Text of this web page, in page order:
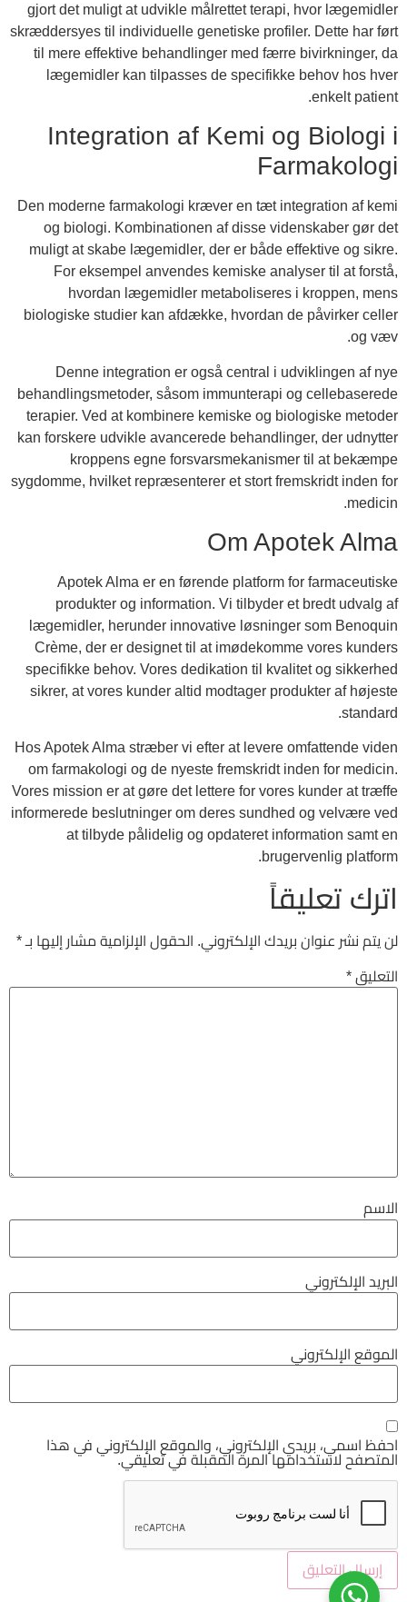
gjort det muligt at udvikle målrettet terapi, hvor lægemidler
skræddersyes til individuelle genetiske profiler. Dette har ført
til mere effektive behandlinger med færre bivirkninger, da
lægemidler kan tilpasses de specifikke behov hos hver
enkelt patient.
Integration af Kemi og Biologi i
Farmakologi
Den moderne farmakologi kræver en tæt integration af kemi
og biologi. Kombinationen af disse videnskaber gør det
muligt at skabe lægemidler, der er både effektive og sikre.
For eksempel anvendes kemiske analyser til at forstå,
hvordan lægemidler metaboliseres i kroppen, mens
biologiske studier kan afdække, hvordan de påvirker celler
og væv.
Denne integration er også central i udviklingen af nye
behandlingsmetoder, såsom immunterapi og cellebaserede
terapier. Ved at kombinere kemiske og biologiske metoder
kan forskere udvikle avancerede behandlinger, der udnytter
kroppens egne forsvarsmekanismer til at bekæmpe
sygdomme, hvilket repræsenterer et stort fremskridt inden for
medicin.
Om Apotek Alma
Apotek Alma er en førende platform for farmaceutiske
produkter og information. Vi tilbyder et bredt udvalg af
lægemidler, herunder innovative løsninger som Benoquin
Crème, der er designet til at imødekomme vores kunders
specifikke behov. Vores dedikation til kvalitet og sikkerhed
sikrer, at vores kunder altid modtager produkter af højeste
standard.
Hos Apotek Alma stræber vi efter at levere omfattende viden
om farmakologi og de nyeste fremskridt inden for medicin.
Vores mission er at gøre det lettere for vores kunder at træffe
informerede beslutninger om deres sundhed og velvære ved
at tilbyde pålidelig og opdateret information samt en
brugervenlig platform.
اترك تعليقاً
لن يتم نشر عنوان بريدك الإلكتروني. الحقول الإلزامية مشار إليها بـ *
التعليق *
الاسم
البريد الإلكتروني
الموقع الإلكتروني
احفظ اسمي، بريدي الإلكتروني، والموقع الإلكتروني في هذا
المتصفح لاستخدامها المرة المقبلة في تعليقي.